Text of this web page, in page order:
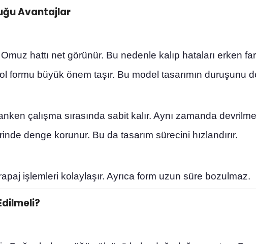
Avantajlar
hattı net görünür. Bu nedenle kalıp hataları erken
formu büyük önem taşır. Bu model tasarımın duruşunu
çalışma sırasında sabit kalır. Aynı zamanda
denge korunur. Bu da tasarım sürecini hızlandırır.
işlemleri kolaylaşır. Ayrıca form uzun süre bozulmaz.